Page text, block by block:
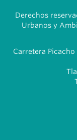
Derechos
Urbanos y
Carretera